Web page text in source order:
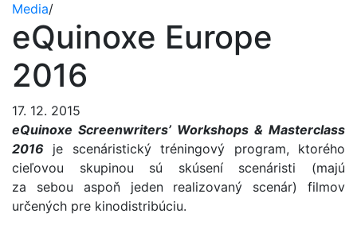
Media/
eQuinoxe Europe
2016
17. 12. 2015
eQuinoxe Screenwriters’ Workshops & Masterclass
2016 je scenáristický tréningový program, ktorého
cieľovou skupinou sú skúsení scenáristi (majú
za sebou aspoň jeden realizovaný scenár) filmov
určených pre kinodistribúciu.